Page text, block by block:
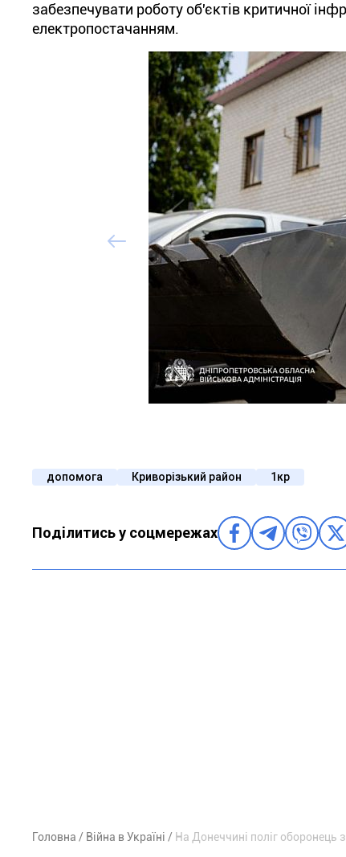
забезпечувати роботу об'єктів критичної
електропостачанням.
допомога Криворізький район 1кр
Поділитись у соцмережах
Головна Війна в Україні На Донеччині поліг